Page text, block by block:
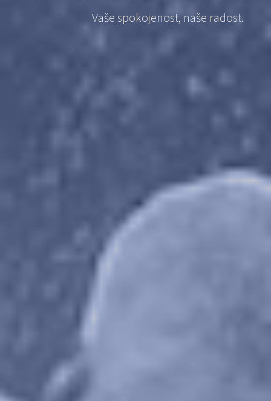
Vaše spokojenost, naše radost.